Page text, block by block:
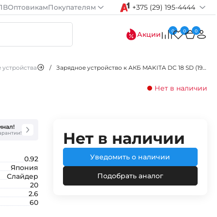
ОптовикамПокупателям +375 (29) 195-4444
Акции 0 0 0
/ Зарядное устройство к АКБ MAKITA DC 18 SD (197006-8)
Нет в наличии
0.92
Япония
Слайдер
20
2.6
60
Нет в наличии
Уведомить о наличии
Подобрать аналог